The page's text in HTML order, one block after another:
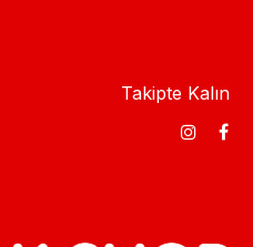
Takipte Kalın